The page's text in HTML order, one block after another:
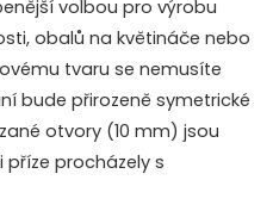
volbou pro výrobu
obalů na květináče nebo
tvaru se nemusíte
bude přirozeně symetrické
otvory (10 mm) jsou
příze procházely s